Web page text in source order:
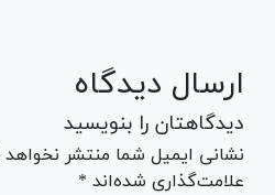
ارسال دیدگاه
دیدگاهتان را بنویسید
نشانی ایمیل شما منتشر
علامت‌گذاری شده‌اند *